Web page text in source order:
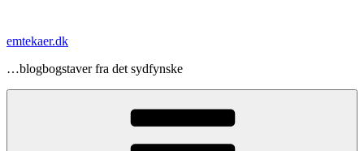
indhold
emtekaer.dk
…blogbogstaver fra det sydfynske